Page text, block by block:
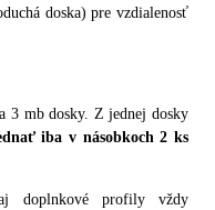
doska) pre vzdialenosť
3 mb dosky. Z jednej dosky
iba v násobkoch 2 ks
doplnkové profily vždy